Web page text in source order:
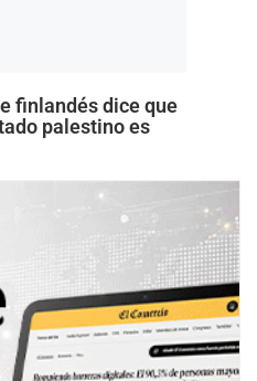
finlandés dice que
palestino es